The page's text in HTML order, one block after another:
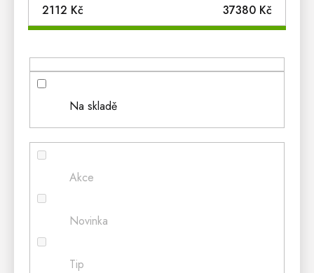
2112 Kč 37380 Kč
Na skladě
Akce
Novinka
Tip